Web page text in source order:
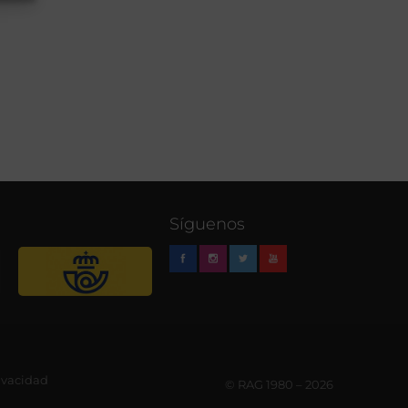
Síguenos
© RAG 1980 – 2026